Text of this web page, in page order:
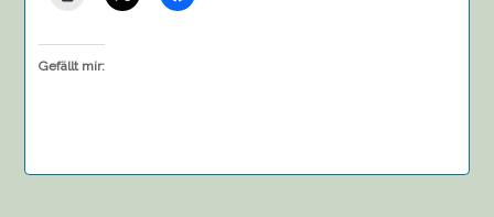
Gefällt mir: